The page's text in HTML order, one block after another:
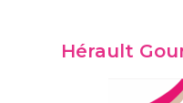
Hérault